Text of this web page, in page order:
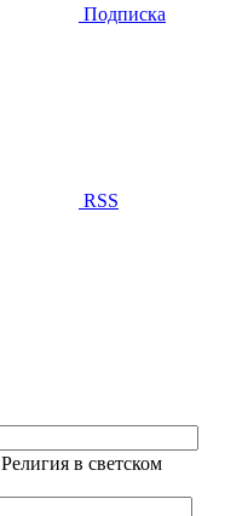
Подписка
RSS
Религия в светском